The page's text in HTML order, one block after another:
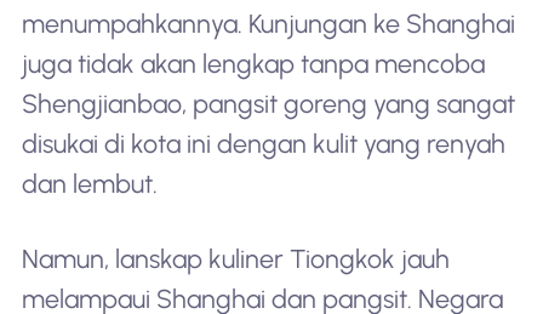
menumpahkannya. Kunjungan ke Shanghai
juga tidak akan lengkap tanpa mencoba
Shengjianbao, pangsit goreng yang sangat
disukai di kota ini dengan kulit yang renyah
dan lembut.
Namun, lanskap kuliner Tiongkok jauh
melampaui Shanghai dan pangsit. Negara